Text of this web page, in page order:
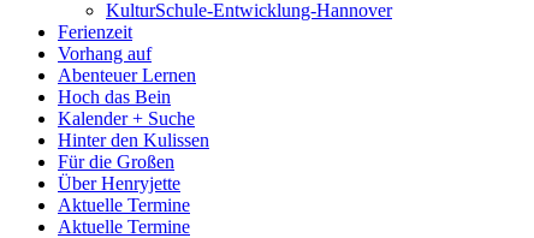
KulturSchule-Entwicklung-Hannover
Ferienzeit
Vorhang auf
Abenteuer Lernen
Hoch das Bein
Kalender + Suche
Hinter den Kulissen
Für die Großen
Über Henryjette
Aktuelle Termine
Aktuelle Termine